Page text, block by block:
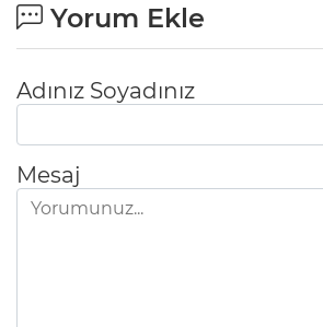
Yorum Ekle
Adınız Soyadınız
Mesaj